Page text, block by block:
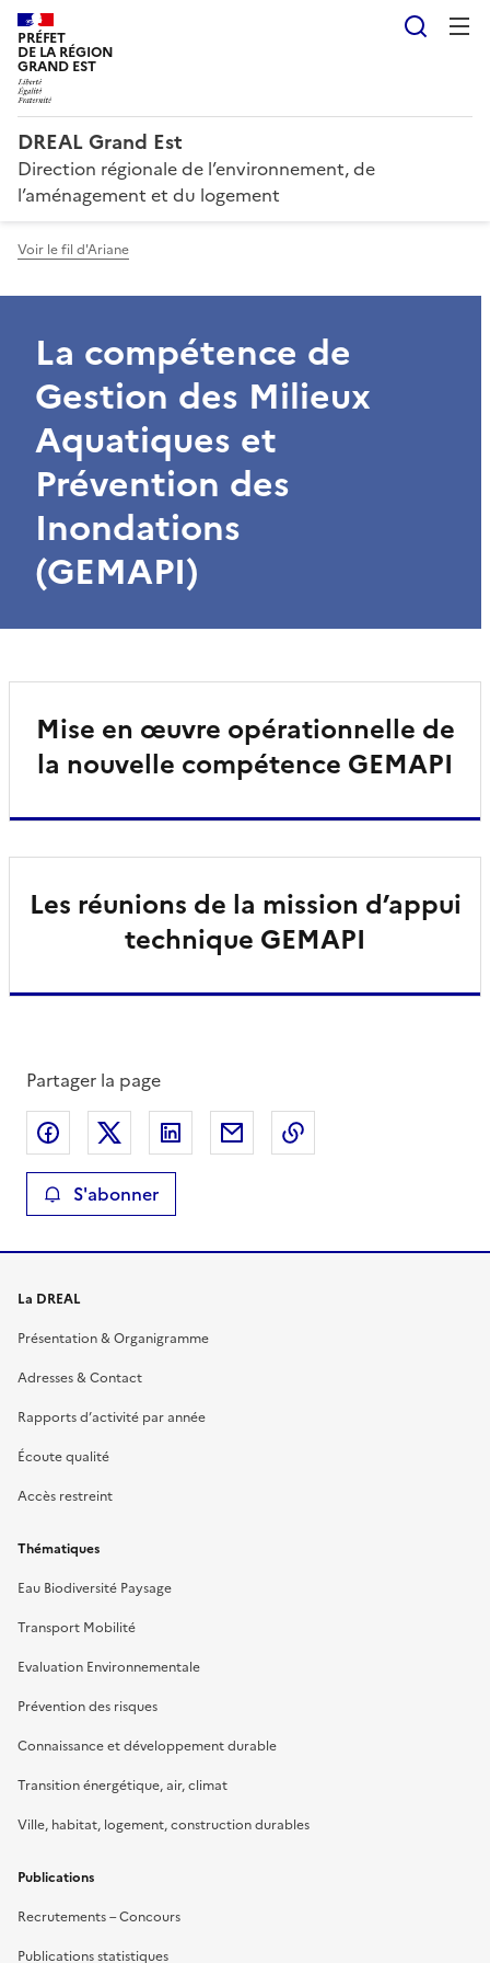
PRÉFET
DE LA RÉGION
GRAND EST
DREAL Grand Est
Direction régionale de l’environnement, de
l’aménagement et du logement
Voir le fil d'Ariane
La compétence de
Gestion des Milieux
Aquatiques et
Prévention des
Inondations
(GEMAPI)
Mise en œuvre opérationnelle de
la nouvelle compétence GEMAPI
Les réunions de la mission d’appui
technique GEMAPI
Partager la page
Partager sur Facebook
Partager sur XPartager sur LinkedIn
Partager par email
S'abonner
La DREAL
Présentation & Organigramme
Adresses & Contact
Rapports d’activité par année
Écoute qualité
Accès restreint
Thématiques
Eau Biodiversité Paysage
Transport Mobilité
Evaluation Environnementale
Prévention des risques
Connaissance et développement durable
Transition énergétique, air, climat
Ville, habitat, logement, construction durables
Publications
Recrutements – Concours
Publications statistiques